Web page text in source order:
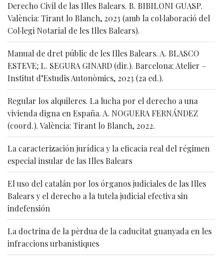
Derecho Civil de las Illes Balears. B. BIBILONI GUASP.
València: Tirant lo Blanch, 2023 (amb la col·laboració del
Col·legi Notarial de les Illes Balears).
Manual de dret públic de les Illes Balears. A. BLASCO
ESTEVE; L. SEGURA GINARD (dir.). Barcelona: Atelier –
Institut d’Estudis Autonòmics, 2023 (2a ed.).
Regular los alquileres. La lucha por el derecho a una
vivienda digna en España. A. NOGUERA FERNÁNDEZ
(coord.). València: Tirant lo Blanch, 2022.
La caracterización jurídica y la eficacia real del régimen
especial insular de las Illes Balears
El uso del catalán por los órganos judiciales de las Illes
Balears y el derecho a la tutela judicial efectiva sin
indefensión
La doctrina de la pèrdua de la caducitat guanyada en les
infraccions urbanístiques